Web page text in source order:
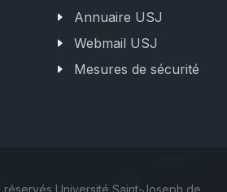
Annuaire USJ
Webmail USJ
Mesures de sécurité
Université Saint-Joseph de